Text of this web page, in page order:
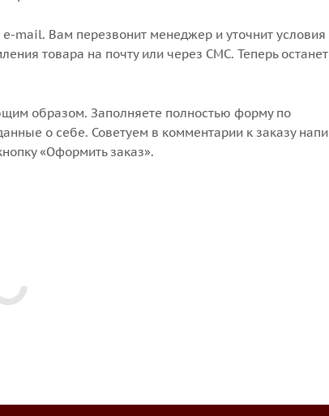
Вам перезвонит менеджер и уточнит условия
товара на почту или через СМС. Теперь
образом. Заполняете полностью форму по
о себе. Советуем в комментарии к заказу
«Оформить заказ».